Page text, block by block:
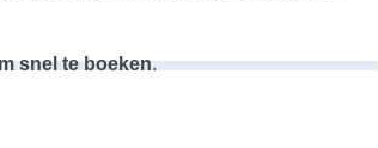
snel te boeken.